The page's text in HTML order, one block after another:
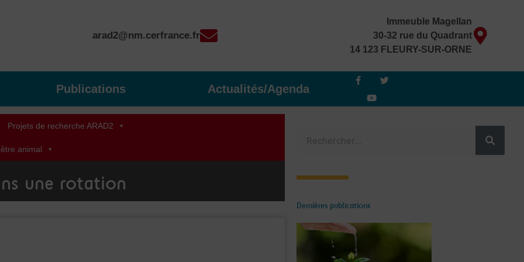
arad2@nm.cerfrance.fr
Immeuble Magellan
30-32 rue du Quadrant
14 123 FLEURY-SUR-ORNE
Publications Actualités/Agenda
F
a
T
w
u
t
Projets de recherche ARAD2
animal
une rotation
Dernières publications